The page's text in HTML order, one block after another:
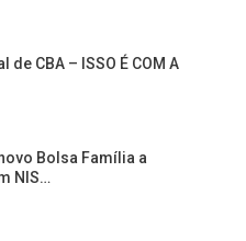
de CBA – ISSO É COM A
Bolsa Família a
NIS…